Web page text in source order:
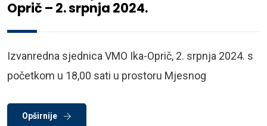
Oprič – 2. srpnja 2024.
Izvanredna sjednica VMO Ika-Oprič, 2. srpnja 2024. s
početkom u 18,00 sati u prostoru Mjesnog
Opširnije